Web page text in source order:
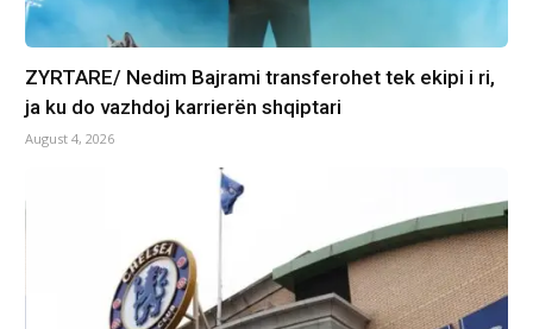
ZYRTARE/ Nedim Bajrami transferohet tek ekipi i ri,
ja ku do vazhdoj karrierën shqiptari
August 4, 2026